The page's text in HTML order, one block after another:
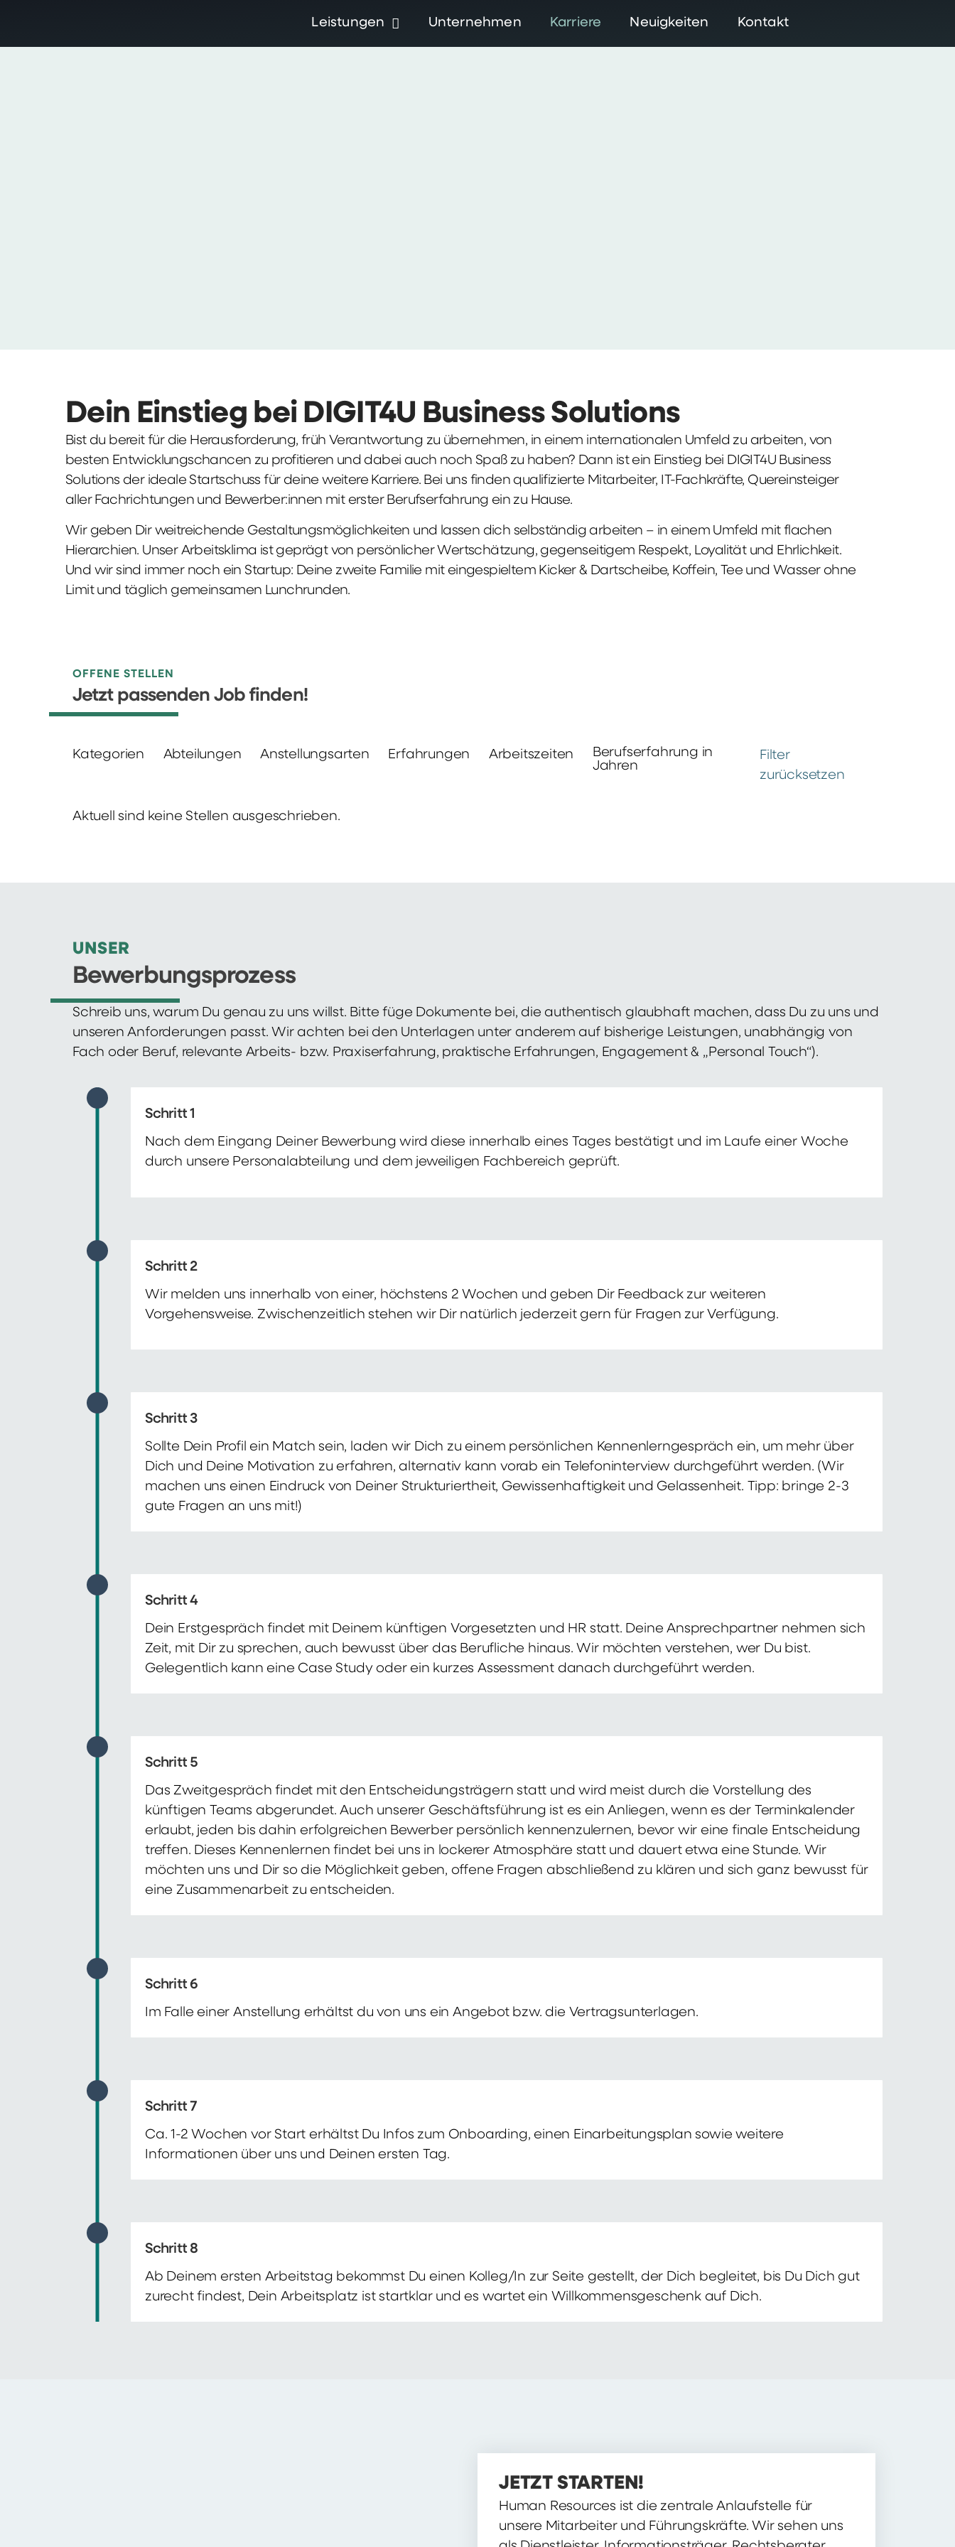
Leistungen Unternehmen Karriere Neuigkeiten Kontakt
Dein Einstieg bei DIGIT4U Business Solutions
Bist du bereit für die Herausforderung, früh Verantwortung zu übernehmen, in einem internationalen Umfeld zu arbeiten, von
besten Entwicklungschancen zu profitieren und dabei auch noch Spaß zu haben? Dann ist ein Einstieg bei DIGIT4U Business
Solutions der ideale Startschuss für deine weitere Karriere. Bei uns finden qualifizierte Mitarbeiter, IT-Fachkräfte, Quereinsteiger
aller Fachrichtungen und Bewerber:innen mit erster Berufserfahrung ein zu Hause.
Wir geben Dir weitreichende Gestaltungsmöglichkeiten und lassen dich selbständig arbeiten – in einem Umfeld mit flachen
Hierarchien. Unser Arbeitsklima ist geprägt von persönlicher Wertschätzung, gegenseitigem Respekt, Loyalität und Ehrlichkeit.
Und wir sind immer noch ein Startup: Deine zweite Familie mit eingespieltem Kicker & Dartscheibe, Koffein, Tee und Wasser ohne
Limit und täglich gemeinsamen Lunchrunden.
OFFENE STELLEN
Jetzt passenden Job finden!
Kategorien Abteilungen Anstellungsarten Erfahrungen Arbeitszeiten
Berufserfahrung in
Jahren
Filter
zurücksetzen
Aktuell sind keine Stellen ausgeschrieben.
UNSER
Bewerbungsprozess
Schreib uns, warum Du genau zu uns willst. Bitte füge Dokumente bei, die authentisch glaubhaft machen, dass Du zu uns und
unseren Anforderungen passt. Wir achten bei den Unterlagen unter anderem auf bisherige Leistungen, unabhängig von
Fach oder Beruf, relevante Arbeits- bzw. Praxiserfahrung, praktische Erfahrungen, Engagement & „Personal Touch“).
Schritt 1
Nach dem Eingang Deiner Bewerbung wird diese innerhalb eines Tages bestätigt und im Laufe einer Woche
durch unsere Personalabteilung und dem jeweiligen Fachbereich geprüft.
Schritt 2
Wir melden uns innerhalb von einer, höchstens 2 Wochen und geben Dir Feedback zur weiteren
Vorgehensweise. Zwischenzeitlich stehen wir Dir natürlich jederzeit gern für Fragen zur Verfügung.
Schritt 3
Sollte Dein Profil ein Match sein, laden wir Dich zu einem persönlichen Kennenlerngespräch ein, um mehr über
Dich und Deine Motivation zu erfahren, alternativ kann vorab ein Telefoninterview durchgeführt werden. (Wir
machen uns einen Eindruck von Deiner Strukturiertheit, Gewissenhaftigkeit und Gelassenheit. Tipp: bringe 2-3
gute Fragen an uns mit!)
Schritt 4
Dein Erstgespräch findet mit Deinem künftigen Vorgesetzten und HR statt. Deine Ansprechpartner nehmen sich
Zeit, mit Dir zu sprechen, auch bewusst über das Berufliche hinaus. Wir möchten verstehen, wer Du bist.
Gelegentlich kann eine Case Study oder ein kurzes Assessment danach durchgeführt werden.
Schritt 5
Das Zweitgespräch findet mit den Entscheidungsträgern statt und wird meist durch die Vorstellung des
künftigen Teams abgerundet. Auch unserer Geschäftsführung ist es ein Anliegen, wenn es der Terminkalender
erlaubt, jeden bis dahin erfolgreichen Bewerber persönlich kennenzulernen, bevor wir eine finale Entscheidung
treffen. Dieses Kennenlernen findet bei uns in lockerer Atmosphäre statt und dauert etwa eine Stunde. Wir
möchten uns und Dir so die Möglichkeit geben, offene Fragen abschließend zu klären und sich ganz bewusst für
eine Zusammenarbeit zu entscheiden.
Schritt 6
Im Falle einer Anstellung erhältst du von uns ein Angebot bzw. die Vertragsunterlagen.
Schritt 7
Ca. 1-2 Wochen vor Start erhältst Du Infos zum Onboarding, einen Einarbeitungsplan sowie weitere
Informationen über uns und Deinen ersten Tag.
Schritt 8
Ab Deinem ersten Arbeitstag bekommst Du einen Kolleg/In zur Seite gestellt, der Dich begleitet, bis Du Dich gut
zurecht findest, Dein Arbeitsplatz ist startklar und es wartet ein Willkommensgeschenk auf Dich.
JETZT STARTEN!
Human Resources ist die zentrale Anlaufstelle für
unsere Mitarbeiter und Führungskräfte. Wir sehen uns